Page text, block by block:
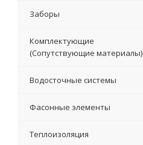
Заборы
Комплектующие
(Сопутствующие материалы)
Водосточные системы
Фасонные элементы
Теплоизоляция